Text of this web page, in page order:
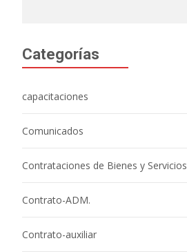
Categorías
capacitaciones
Comunicados
Contrataciones de Bienes y Servicios
Contrato-ADM.
Contrato-auxiliar